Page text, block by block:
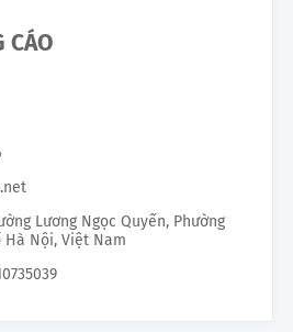
CÁO
Lương Ngọc Quyến, Phường
Hà Nội, Việt Nam